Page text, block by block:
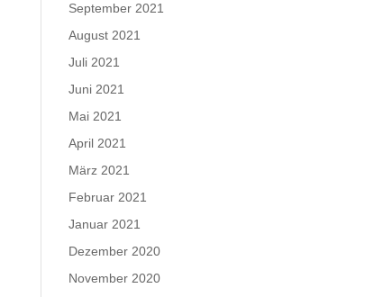
September 2021
August 2021
Juli 2021
Juni 2021
Mai 2021
April 2021
März 2021
Februar 2021
Januar 2021
Dezember 2020
November 2020